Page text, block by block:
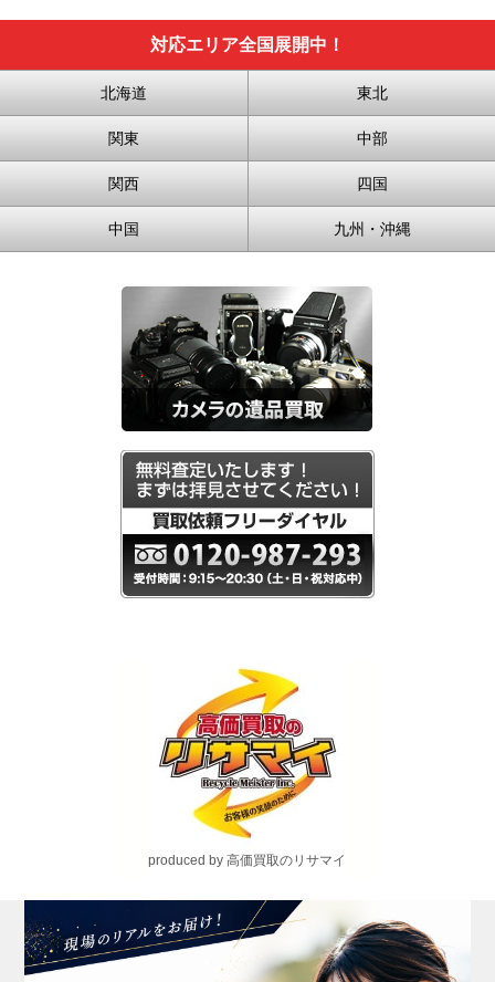
対応エリア全国展開中！
北海道 東北
関東 中部
関西 四国
中国 九州・沖縄
produced by 高価買取のリサマイ